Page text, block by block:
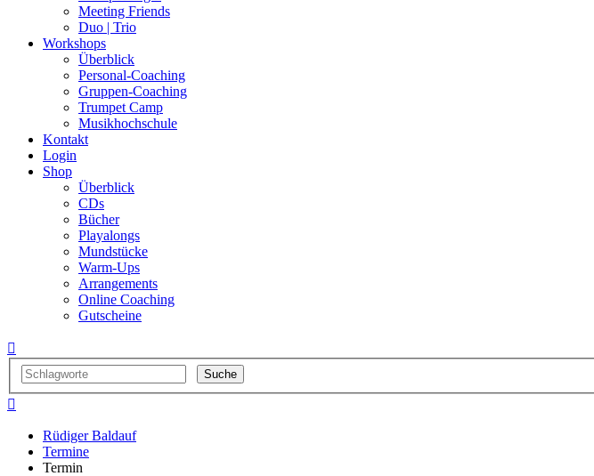
Meeting Friends
Duo | Trio
Workshops
Überblick
Personal-Coaching
Gruppen-Coaching
Trumpet Camp
Musikhochschule
Kontakt
Login
Shop
Überblick
CDs
Bücher
Playalongs
Mundstücke
Warm-Ups
Arrangements
Online Coaching
Gutscheine


Rüdiger Baldauf
Termine
Termin